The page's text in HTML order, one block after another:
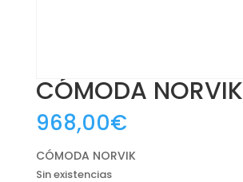
CÓMODA NORVIK
968,00€
CÓMODA NORVIK
Sin existencias